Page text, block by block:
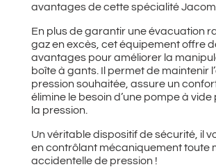
avantages de cette spécialité
En plus de garantir une évacuation
gaz en excès, cet équipement offre
avantages pour améliorer la
boîte à gants. Il permet de maintenir
pression souhaitée, assure un
élimine le besoin d’une pompe à
la pression.
Un véritable dispositif de sécurité, il
en contrôlant mécaniquement toute
accidentelle de pression !